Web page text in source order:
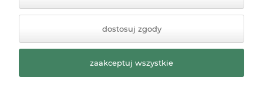
Styl graficzny ShopGadget.pl
Sklep internetowy Shoper
Premium
dostosuj zgody
zaakceptuj wszystkie